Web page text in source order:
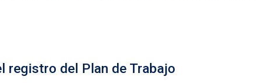
registro del Plan de Trabajo